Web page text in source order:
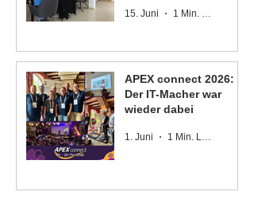
15. Juni 1 Min. Lesezeit
APEX connect 2026:
Der IT-Macher war
wieder dabei
1. Juni 1 Min. Lesezeit